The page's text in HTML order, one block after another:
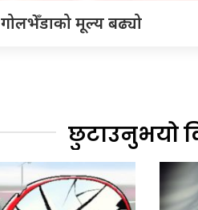
गोलभेँडाको मूल्य बढ्यो
छुटाउनुभयो